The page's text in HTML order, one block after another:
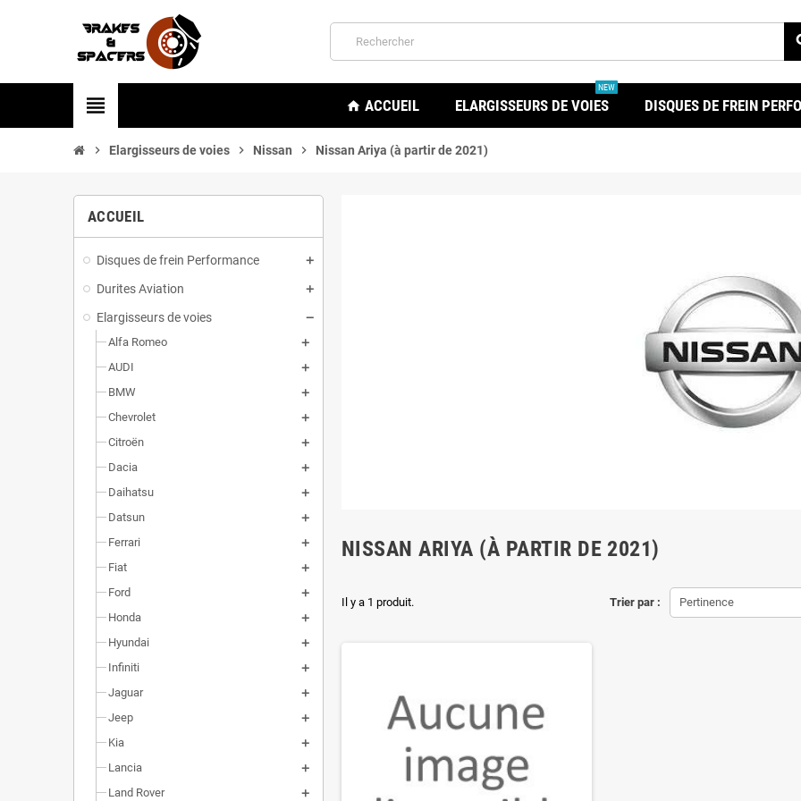
view_headline home ACCUEIL ELARGISSEURS DE VOIES
NEW
DISQUES DE FREIN
chevron_right Elargisseurs de voies chevron_right Nissan chevron_right Nissan Ariya (à partir de 2021)
ACCUEIL
Disques de frein Performance
Durites Aviation
Elargisseurs de voies
Alfa Romeo
AUDI
BMW
Chevrolet
Citroën
Dacia
Daihatsu
Datsun
Ferrari
Fiat
Ford
Honda
Hyundai
Infiniti
Jaguar
Jeep
Kia
Lancia
Land Rover
NISSAN ARIYA (À PARTIR DE 2021)
Trier par : Pertinence
Il y a 1 produit.